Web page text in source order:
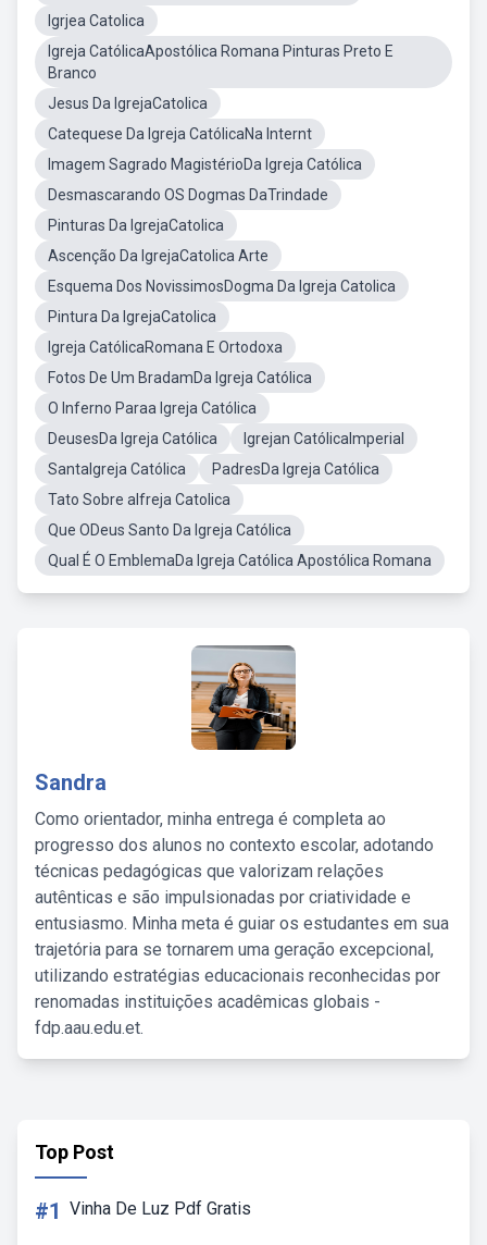
Igrjea Catolica
Igreja CatólicaApostólica Romana Pinturas Preto E
Branco
Jesus Da IgrejaCatolica
Catequese Da Igreja CatólicaNa Internt
Imagem Sagrado MagistérioDa Igreja Católica
Desmascarando OS Dogmas DaTrindade
Pinturas Da IgrejaCatolica
Ascenção Da IgrejaCatolica Arte
Esquema Dos NovissimosDogma Da Igreja Catolica
Pintura Da IgrejaCatolica
Igreja CatólicaRomana E Ortodoxa
Fotos De Um BradamDa Igreja Católica
O Inferno Paraa Igreja Católica
DeusesDa Igreja Católica
Igrejan CatólicaImperial
SantaIgreja Católica
PadresDa Igreja Católica
Tato Sobre aIfreja Catolica
Que ODeus Santo Da Igreja Católica
Qual É O EmblemaDa Igreja Católica Apostólica Romana
Sandra
Como orientador, minha entrega é completa ao
progresso dos alunos no contexto escolar, adotando
técnicas pedagógicas que valorizam relações
autênticas e são impulsionadas por criatividade e
entusiasmo. Minha meta é guiar os estudantes em sua
trajetória para se tornarem uma geração excepcional,
utilizando estratégias educacionais reconhecidas por
renomadas instituições acadêmicas globais -
fdp.aau.edu.et.
Top Post
#1 Vinha De Luz Pdf Gratis